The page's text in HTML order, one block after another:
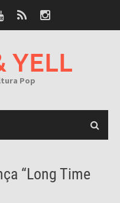
YELL
Pop
“Long Time